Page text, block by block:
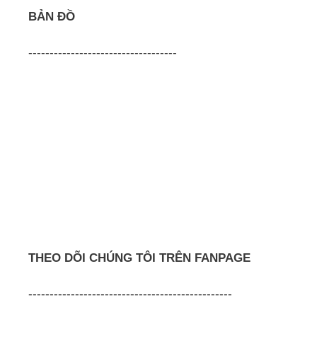
BẢN ĐỒ
-----------------------------------
THEO DÕI CHÚNG TÔI TRÊN FANPAGE
------------------------------------------------